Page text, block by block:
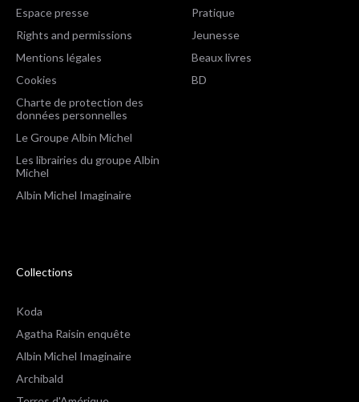
Espace presse
Rights and permissions
Mentions légales
Cookies
Charte de protection des
données personnelles
Le Groupe Albin Michel
Les librairies du groupe Albin
Michel
Albin Michel Imaginaire
Pratique
Jeunesse
Beaux livres
BD
Collections
Koda
Agatha Raisin enquête
Albin Michel Imaginaire
Archibald